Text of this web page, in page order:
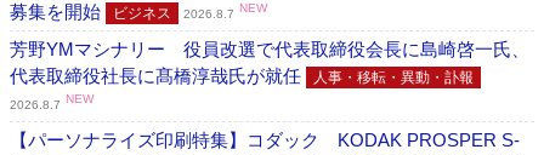
募集を開始
ビジネス 2026.8.7 NEW
芳野YMマシナリー 役員改選で代表取締役会長に島崎啓一氏、
代表取締役社長に髙橋淳哉氏が就任
人事・移転・異動・訃報
2026.8.7 NEW
【パーソナライズ印刷特集】コダック KODAK PROSPER S-